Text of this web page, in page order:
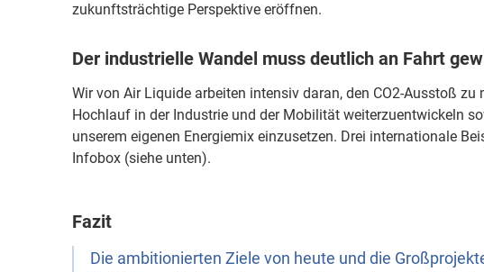
zukunftsträchtige Perspektive eröffnen.
Der industrielle Wandel muss deutlich an Fahrt
Wir von Air Liquide arbeiten intensiv daran, den CO2-Ausstoß zu
Hochlauf in der Industrie und der Mobilität weiterzuentwickeln
unserem eigenen Energiemix einzusetzen. Drei internationale
Infobox (siehe unten).
Fazit
Die ambitionierten Ziele von heute und die